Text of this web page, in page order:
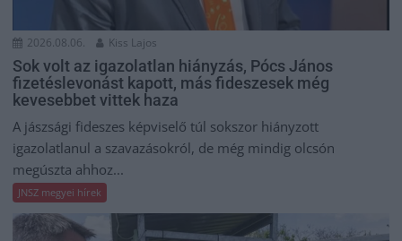
2026.08.06. Kiss Lajos
Sok volt az igazolatlan hiányzás, Pócs János
fizetéslevonást kapott, más fideszesek még
kevesebbet vittek haza
A jászsági fideszes képviselő túl sokszor hiányzott
igazolatlanul a szavazásokról, de még mindig olcsón
megúszta ahhoz...
JNSZ megyei hírek